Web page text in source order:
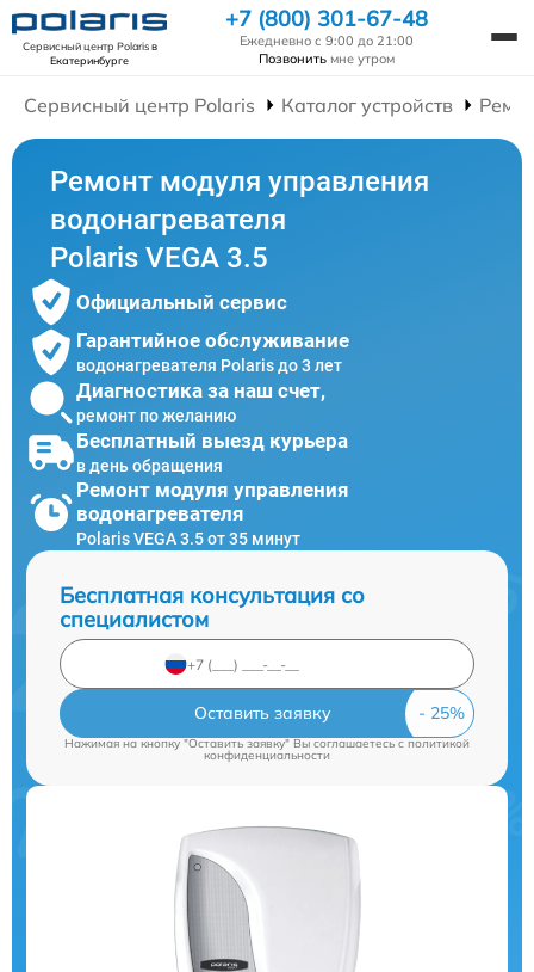
Сервисный центр Polarisв
Екатеринбурге
+7 (800) 301-67-48
Ежедневно с 9:00 до 21:00
Позвонить мне утром
Сервисный центр Polaris Каталог устройств
Ремонт модуля управления
водонагревателя
Polaris VEGA 3.5
Официальный сервис
Гарантийное обслуживание
водонагревателя Polaris до 3 лет
Диагностика за наш счет,
ремонт по желанию
Бесплатный выезд курьера
в день обращения
Ремонт модуля управления
водонагревателя
Polaris VEGA 3.5 от 35 минут
Бесплатная консультация со
специалистом
Оставить заявку
Нажимая на кнопку "Оставить заявку" Вы соглашаетесь cполитикой
конфиденциальности